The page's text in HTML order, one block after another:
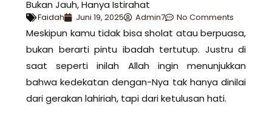
Bukan Jauh, Hanya Istirahat
Faidah Juni 19, 2025 Admin7 No Comments
Meskipun kamu tidak bisa sholat atau berpuasa,
bukan berarti pintu ibadah tertutup. Justru di
saat seperti inilah Allah ingin menunjukkan
bahwa kedekatan dengan-Nya tak hanya dinilai
dari gerakan lahiriah, tapi dari ketulusan hati.